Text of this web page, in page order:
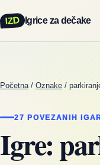
IZD Igrice za dečake
Početna / Oznake /
27 POVEZANIH
Igre: